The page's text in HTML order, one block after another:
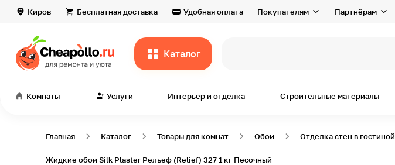
Киров Бесплатная доставка Удобная оплата Покупателям Партнёрам
Каталог
Комнаты Услуги Интерьер и отделка Строительные материалы
Главная Каталог Товары для комнат Обои Отделка стен в гостиной
Жидкие обои Silk Plaster Рельеф (Relief) 327 1 кг Песочный